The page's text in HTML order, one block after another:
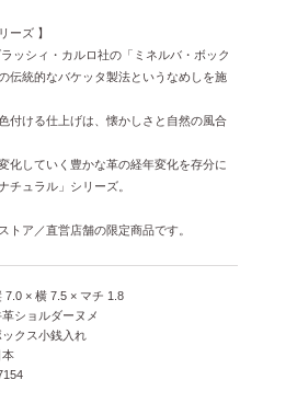
ーズ 】
ッシィ・カルロ社の「ミネルバ・ボック
伝統的なバケッタ製法というなめしを施
付ける仕上げは、懐かしさと自然の風合
化していく豊かな革の経年変化を存分に
チュラル」シリーズ。
ア／直営店舗の限定商品です。
7.0 × 横 7.5 × マチ 1.8
革ショルダーヌメ
ックス小銭入れ
本